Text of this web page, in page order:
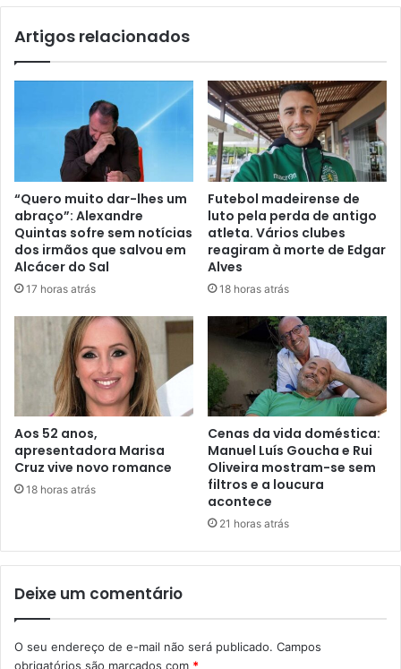
Artigos relacionados
“Quero muito dar-lhes um
abraço”: Alexandre
Quintas sofre sem notícias
dos irmãos que salvou em
Alcácer do Sal
17 horas atrás
Futebol madeirense de
luto pela perda de antigo
atleta. Vários clubes
reagiram à morte de Edgar
Alves
18 horas atrás
Aos 52 anos,
apresentadora Marisa
Cruz vive novo romance
18 horas atrás
Cenas da vida doméstica:
Manuel Luís Goucha e Rui
Oliveira mostram-se sem
filtros e a loucura
acontece
21 horas atrás
Deixe um comentário
O seu endereço de e-mail não será publicado. Campos
obrigatórios são marcados com *